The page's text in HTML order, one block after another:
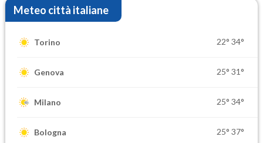
Meteo città italiane
Torino 22° 34°
Genova 25° 31°
Milano 25° 34°
Bologna 25° 37°